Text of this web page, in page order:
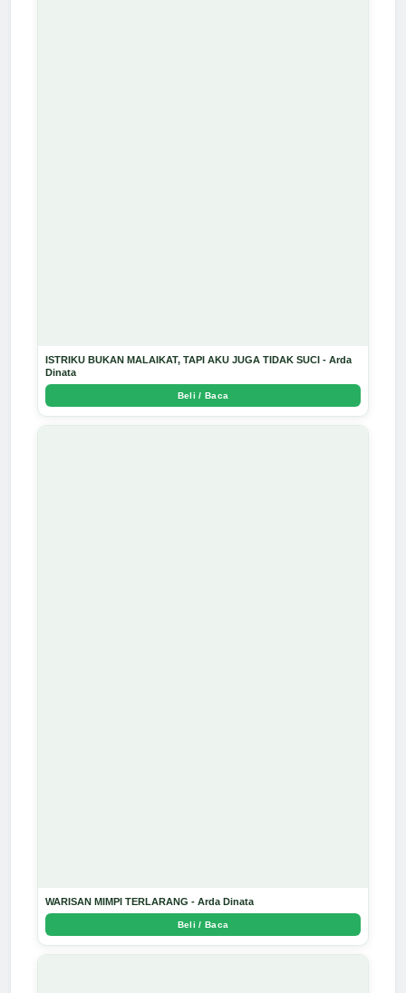
ISTRIKU BUKAN MALAIKAT, TAPI AKU JUGA TIDAK SUCI - Arda
Dinata
Beli / Baca
WARISAN MIMPI TERLARANG - Arda Dinata
Beli / Baca